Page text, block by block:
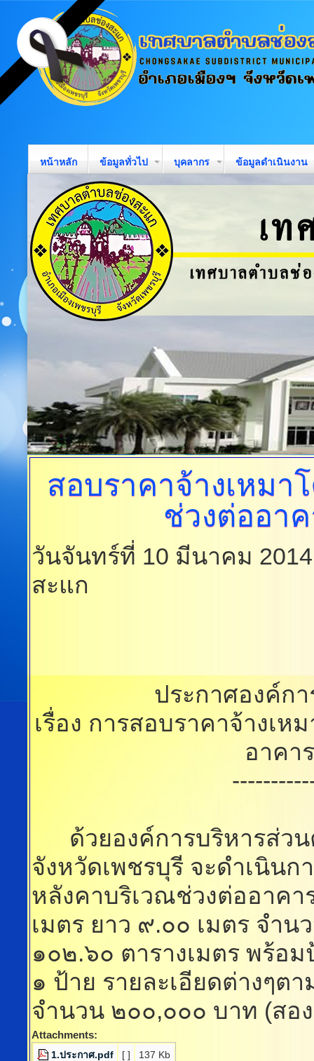
หน้าหลัก ข้อมูลทั่วไป บุคลากร ข้อมูลดำเนินงาน
สอบราคาจ้างเหมา
ช่วงต่ออา
วันจันทร์ที่ 10 มีนาคม
สะแก
ประกาศองค์ก
เรื่อง การสอบราคาจ้างเ
อาคา
ด้วยองค์การบริหารส่วน
จังหวัดเพชรบุรี จะดำเนินก
หลังคาบริเวณช่วงต่ออาค
เมตร ยาว ๙.๐๐ เมตร จำ
๑๐๒.๖๐ ตารางเมตร พร้อ
๑ ป้าย รายละเอียดต่างๆต
จำนวน ๒๐๐,๐๐๐ บาท (สอ
Attachments:
1.ประกาศ.pdf [ ] 137 Kb